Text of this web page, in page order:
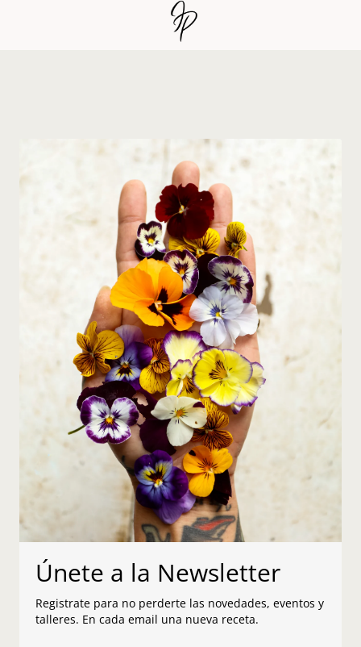
Únete a la Newsletter
Registrate para no perderte las novedades, eventos y
talleres. En cada email una nueva receta.